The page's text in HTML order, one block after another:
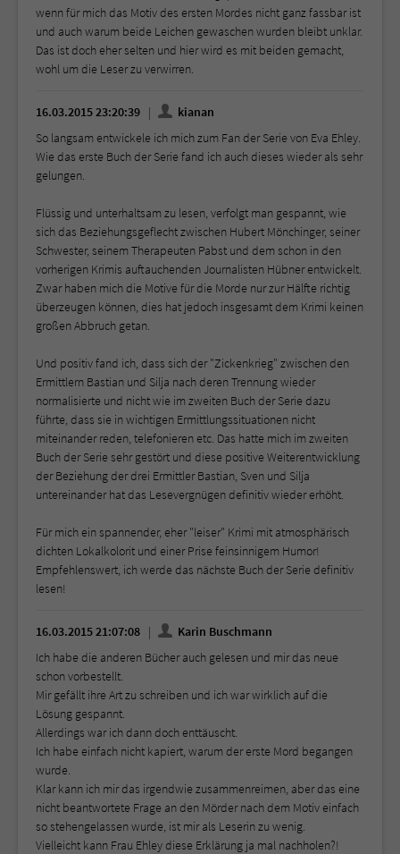
wenn für mich das Motiv des ersten Mordes nicht ganz fassbar ist
und auch warum beide Leichen gewaschen wurden bleibt unklar.
Das ist doch eher selten und hier wird es mit beiden gemacht,
wohl um die Leser zu verwirren.
16.03.2015 23:20:39
kianan
So langsam entwickele ich mich zum Fan der Serie von Eva Ehley.
Wie das erste Buch der Serie fand ich auch dieses wieder als sehr
gelungen.
Flüssig und unterhaltsam zu lesen, verfolgt man gespannt, wie
sich das Beziehungsgeflecht zwischen Hubert Mönchinger, seiner
Schwester, seinem Therapeuten Pabst und dem schon in den
vorherigen Krimis auftauchenden Journalisten Hübner entwickelt.
Zwar haben mich die Motive für die Morde nur zur Hälfte richtig
überzeugen können, dies hat jedoch insgesamt dem Krimi keinen
großen Abbruch getan.
Und positiv fand ich, dass sich der "Zickenkrieg" zwischen den
Ermittlern Bastian und Silja nach deren Trennung wieder
normalisierte und nicht wie im zweiten Buch der Serie dazu
führte, dass sie in wichtigen Ermittlungssituationen nicht
miteinander reden, telefonieren etc. Das hatte mich im zweiten
Buch der Serie sehr gestört und diese positive Weiterentwicklung
der Beziehung der drei Ermittler Bastian, Sven und Silja
untereinander hat das Lesevergnügen definitiv wieder erhöht.
Für mich ein spannender, eher "leiser" Krimi mit atmosphärisch
dichten Lokalkolorit und einer Prise feinsinnigem Humor!
Empfehlenswert, ich werde das nächste Buch der Serie definitiv
lesen!
16.03.2015 21:07:08
Karin Buschmann
Ich habe die anderen Bücher auch gelesen und mir das neue
schon vorbestellt.
Mir gefällt ihre Art zu schreiben und ich war wirklich auf die
Lösung gespannt.
Allerdings war ich dann doch enttäuscht.
Ich habe einfach nicht kapiert, warum der erste Mord begangen
wurde.
Klar kann ich mir das irgendwie zusammenreimen, aber das eine
nicht beantwortete Frage an den Mörder nach dem Motiv einfach
so stehengelassen wurde, ist mir als Leserin zu wenig.
Vielleicht kann Frau Ehley diese Erklärung ja mal nachholen?!